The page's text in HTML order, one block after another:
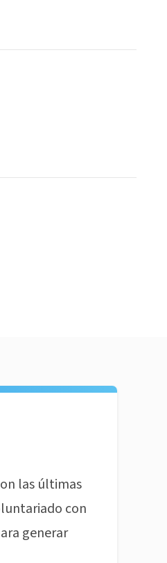
las últimas
con
generar